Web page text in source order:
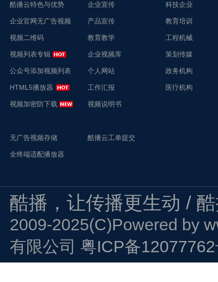
酷播云特色与优势
企业官网无广告视频
视频二维码
视频列表专辑
公众号添加视频列表
HTML5播放器
视频加密防下载
无广告视频存储
全终端适配播放器
企业宣传
产品宣传
教育教学
企业视频库
个人网站
工作汇报
视频说明书
酷播云工单提交
科技企业
教育培训
工程机械
策划传媒
政务机构
医疗机构
酷播，让传播更生动 /
2009-2025(C)Powered by
有限公司 粤ICP备